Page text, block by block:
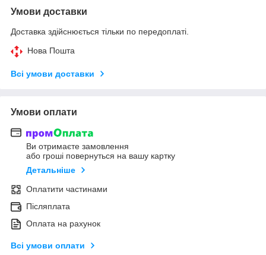
Умови доставки
Доставка здійснюється тільки по передоплаті.
Нова Пошта
Всі умови доставки
Умови оплати
Ви отримаєте замовлення
або гроші повернуться на вашу картку
Детальніше
Оплатити частинами
Післяплата
Оплата на рахунок
Всі умови оплати